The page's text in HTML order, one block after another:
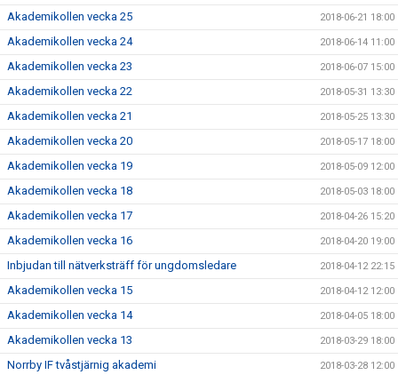
Akademikollen vecka 25 2018-06-21 18:00
Akademikollen vecka 24 2018-06-14 11:00
Akademikollen vecka 23 2018-06-07 15:00
Akademikollen vecka 22 2018-05-31 13:30
Akademikollen vecka 21 2018-05-25 13:30
Akademikollen vecka 20 2018-05-17 18:00
Akademikollen vecka 19 2018-05-09 12:00
Akademikollen vecka 18 2018-05-03 18:00
Akademikollen vecka 17 2018-04-26 15:20
Akademikollen vecka 16 2018-04-20 19:00
Inbjudan till nätverksträff för ungdomsledare 2018-04-12 22:15
Akademikollen vecka 15 2018-04-12 12:00
Akademikollen vecka 14 2018-04-05 18:00
Akademikollen vecka 13 2018-03-29 18:00
Norrby IF tvåstjärnig akademi 2018-03-28 12:00